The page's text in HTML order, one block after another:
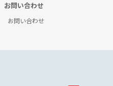
お問い合わせ
お問い合わせ